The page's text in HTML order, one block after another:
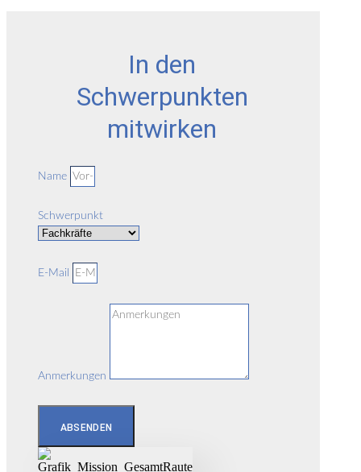
In den
Schwerpunkten
mitwirken
Name
Schwerpunkt
E-Mail
Anmerkungen
ABSENDEN